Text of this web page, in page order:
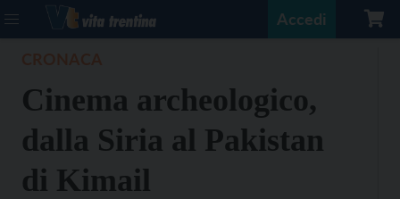
Accedi
Cinema archeologico,
dalla Siria al Pakistan
di Kimail